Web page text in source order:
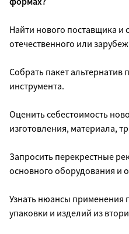
Найти нового поставщика и
отечественного или
Собрать пакет
инструмента.
Оценить себестоимость
изготовления, материала,
Запросить перекрестные
основного оборудования и
Узнать нюансы применения
упаковки и изделий из